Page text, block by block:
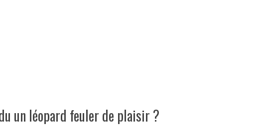
un léopard feuler de plaisir ?